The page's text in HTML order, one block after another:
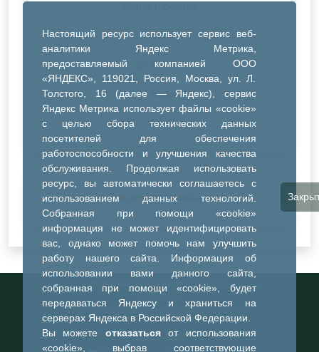
Настоящий ресурс использует сервис веб-
аналитики Яндекс Метрика,
предоставляемый компанией ООО
«ЯНДЕКС», 119021, Россия, Москва, ул. Л.
Толстого, 16 (далее — Яндекс), сервис
Яндекс Метрика использует файлы «cookie»
с целью сбора технических данных
посетителей для обеспечения
работоспособности и улучшения качества
обслуживания. Продолжая использовать
ресурс, вы автоматически соглашаетесь с
использованием данных технологий.
Собранная при помощи «cookie»
информация не может идентифицировать
вас, однако может помочь нам улучшить
работу нашего сайта. Информация об
использовании вами данного сайта,
собранная при помощи «cookie», будет
передаваться Яндексу и храниться на
серверах Яндекса в Российской Федерации.
Вы можете отказатьсяот использования
«cookie», выбрав соответствующие
ДК Синтез
ДК Речник
ДК Водник
Иное
Очистить все фильтры
Информационный портал города
Тобольска
При использовании материалов ссылка на
портал обязательна
©2023-2026